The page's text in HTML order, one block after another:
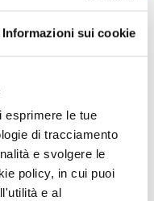
Informazioni sui cookie
esprimere le tue
di tracciamento
e svolgere le
policy, in cui puoi
e al
in fase di